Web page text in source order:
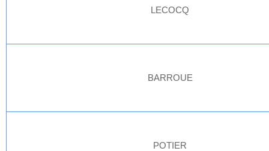
LECOCQ
BARROUE
POTIER